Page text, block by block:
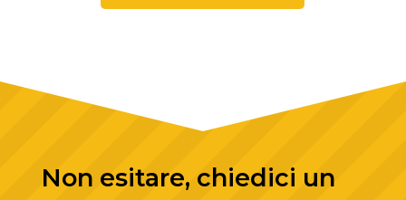
Non esitare, chiedici un